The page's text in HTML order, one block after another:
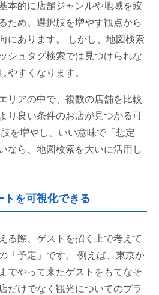
本的に店舗ジャンルや地域を絞
ため、選択肢を増やす観点から
にあります。 しかし、地図検索
シュタグ検索では見つけられな
やすくなります。
リアの中で、複数の店舗を比較
り良い条件のお店が見つかる可
を増やし、いい意味で「想定
なら、地図検索を大いに活用し
を可視化できる
る際、ゲストを招く上で考えて
「予定」です。 例えば、東京か
でやって来たゲストをもてなそ
だけでなく観光についてのプラ